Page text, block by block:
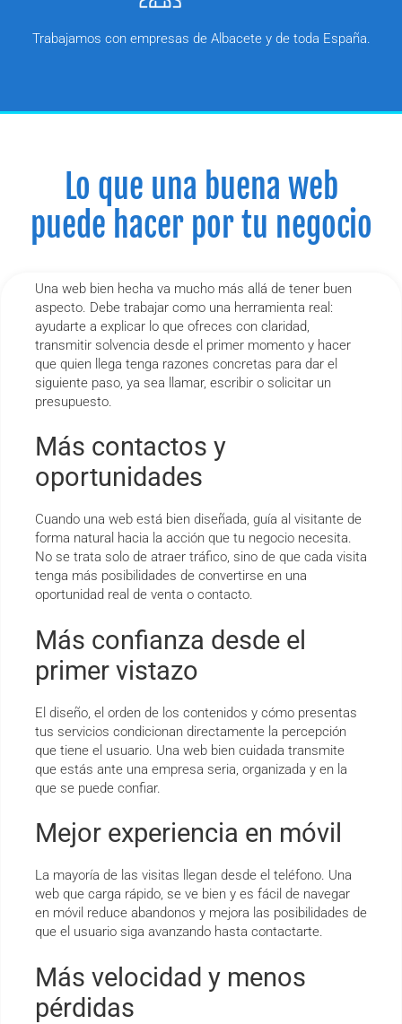
Trabajamos con empresas de Albacete y de toda España.
Lo que una buena web
puede hacer por tu negocio
Una web bien hecha va mucho más allá de tener buen
aspecto. Debe trabajar como una herramienta real:
ayudarte a explicar lo que ofreces con claridad,
transmitir solvencia desde el primer momento y hacer
que quien llega tenga razones concretas para dar el
siguiente paso, ya sea llamar, escribir o solicitar un
presupuesto.
Más contactos y
oportunidades
Cuando una web está bien diseñada, guía al visitante de
forma natural hacia la acción que tu negocio necesita.
No se trata solo de atraer tráfico, sino de que cada visita
tenga más posibilidades de convertirse en una
oportunidad real de venta o contacto.
Más confianza desde el
primer vistazo
El diseño, el orden de los contenidos y cómo presentas
tus servicios condicionan directamente la percepción
que tiene el usuario. Una web bien cuidada transmite
que estás ante una empresa seria, organizada y en la
que se puede confiar.
Mejor experiencia en móvil
La mayoría de las visitas llegan desde el teléfono. Una
web que carga rápido, se ve bien y es fácil de navegar
en móvil reduce abandonos y mejora las posibilidades de
que el usuario siga avanzando hasta contactarte.
Más velocidad y menos
pérdidas